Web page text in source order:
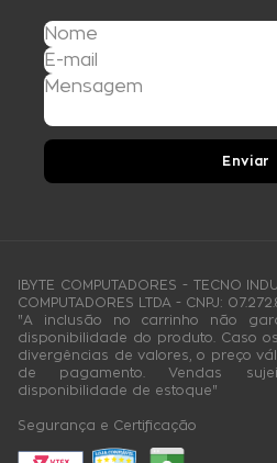
Enviar
IBYTE COMPUTADORES - TECNO
COMPUTADORES LTDA - CNPJ:
"A inclusão no carrinho não
disponibilidade do produto. Caso
divergências de valores, o preço
de pagamento. Vendas
disponibilidade de estoque"
Segurança e Certificação